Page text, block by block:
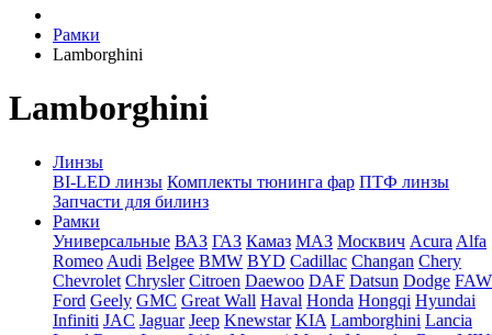
Рамки
Lamborghini
Lamborghini
Линзы
BI-LED линзы Комплекты тюнинга фар ПТФ линзы
Запчасти для билинз
Рамки
Универсальные ВАЗ ГАЗ Камаз МАЗ Москвич Acura Alfa
Romeo Audi Belgee BMW BYD Cadillac Changan Chery
Chevrolet Chrysler Citroen Daewoo DAF Datsun Dodge FAW
Ford Geely GMC Great Wall Haval Honda Hongqi Hyundai
Infiniti JAC Jaguar Jeep Knewstar KIA Lamborghini Lancia